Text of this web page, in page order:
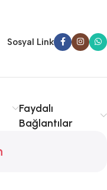
için Topçuoğlu
Sosyal Link
Faydalı
Bağlantılar